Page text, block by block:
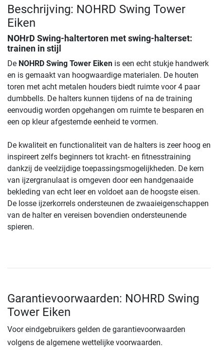
Beschrijving: NOHRD Swing Tower
Eiken
NOHrD Swing-haltertoren met swing-halterset:
trainen in stijl
De NOHRD Swing Tower Eiken is een echt stukje handwerk
en is gemaakt van hoogwaardige materialen. De houten
toren met acht metalen houders biedt ruimte voor 4 paar
dumbbells. De halters kunnen tijdens of na de training
eenvoudig worden opgehangen om ruimte te besparen en
een op kleur afgestemde eenheid te vormen.
De kwaliteit en functionaliteit van de halters is zeer hoog en
inspireert zelfs beginners tot kracht- en fitnesstraining
dankzij de veelzijdige toepassingsmogelijkheden. De kern
van ijzergranulaat is omgeven door een handgenaaide
bekleding van echt leer en voldoet aan de hoogste eisen.
De losse ijzerkorrels ondersteunen de zwaaieigenschappen
van de halter en vereisen bovendien ondersteunende
spieren.
Garantievoorwaarden: NOHRD Swing
Tower Eiken
Voor eindgebruikers gelden de garantievoorwaarden
volgens de algemene wettelijke voorwaarden.